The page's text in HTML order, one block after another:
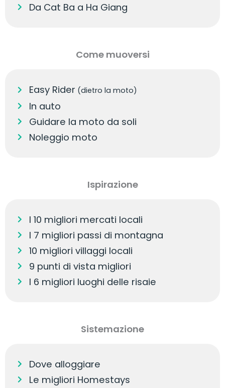
Da Cat Ba a Ha Giang
Come muoversi
Easy Rider (dietro la moto)
In auto
Guidare la moto da soli
Noleggio moto
Ispirazione
I 10 migliori mercati locali
I 7 migliori passi di montagna
10 migliori villaggi locali
9 punti di vista migliori
I 6 migliori luoghi delle risaie
Sistemazione
Dove alloggiare
Le migliori Homestays